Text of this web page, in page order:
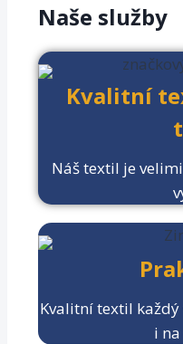
Naše služby
Kvalitní
Náš textil je
Kvalitní textil
i